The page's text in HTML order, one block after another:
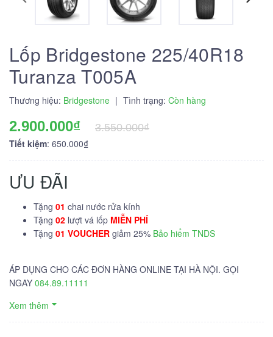
Lốp Bridgestone 225/40R18
Turanza T005A
Thương hiệu: Bridgestone | Tình trạng: Còn hàng
2.900.000₫
3.550.000₫
Tiết kiệm: 650.000₫
ƯU ĐÃI
Tặng 01 chai nước rửa kính
Tặng 02 lượt vá lốp MIỄN PHÍ
Tặng 01 VOUCHER giảm 25% Bảo hiểm TNDS
ÁP DỤNG CHO CÁC ĐƠN HÀNG ONLINE TẠI HÀ NỘI. GỌI
NGAY 084.89.11111
Xem thêm